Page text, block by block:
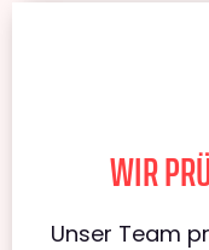
WIR
Unser Team